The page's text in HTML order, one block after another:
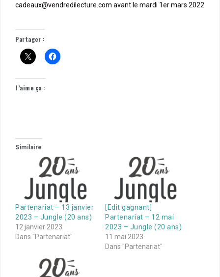
cadeaux@vendredilecture.com avant le mardi 1er mars 2022
Partager :
J’aime ça :
Similaire
Partenariat – 13 janvier
2023 – Jungle (20 ans)
12 janvier 2023
Dans "Partenariat"
[Edit gagnant]
Partenariat – 12 mai
2023 – Jungle (20 ans)
11 mai 2023
Dans "Partenariat"